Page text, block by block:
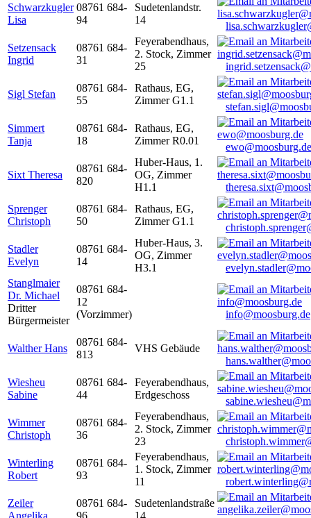
Schwarzkugler
Lisa
08761 684-
94
Sudetenlandstr.
14
Setzensack
Ingrid
08761 684-
31
Feyerabendhaus,
2. Stock, Zimmer
25
Sigl Stefan
08761 684-
55
Rathaus, EG,
Zimmer G1.1
Simmert
Tanja
08761 684-
18
Rathaus, EG,
Zimmer R0.01
ewo@moosburg.de
Sixt Theresa
08761 684-
820
Huber-Haus, 1.
OG, Zimmer
H1.1
Sprenger
Christoph
08761 684-
50
Rathaus, EG,
Zimmer G1.1
Stadler
Evelyn
08761 684-
14
Huber-Haus, 3.
OG, Zimmer
H3.1
Stanglmaier
Dr. Michael
Dritter
Bürgermeister
08761 684-
12
(Vorzimmer)
info@moosburg.de
Walther Hans
08761 684-
813
VHS Gebäude
Wiesheu
Sabine
08761 684-
44
Feyerabendhaus,
Erdgeschoss
Wimmer
Christoph
08761 684-
36
Feyerabendhaus,
2. Stock, Zimmer
23
Winterling
Robert
08761 684-
93
Feyerabendhaus,
1. Stock, Zimmer
11
Zeiler
Angelika
08761 684-
96
Sudetenlandstraße
14